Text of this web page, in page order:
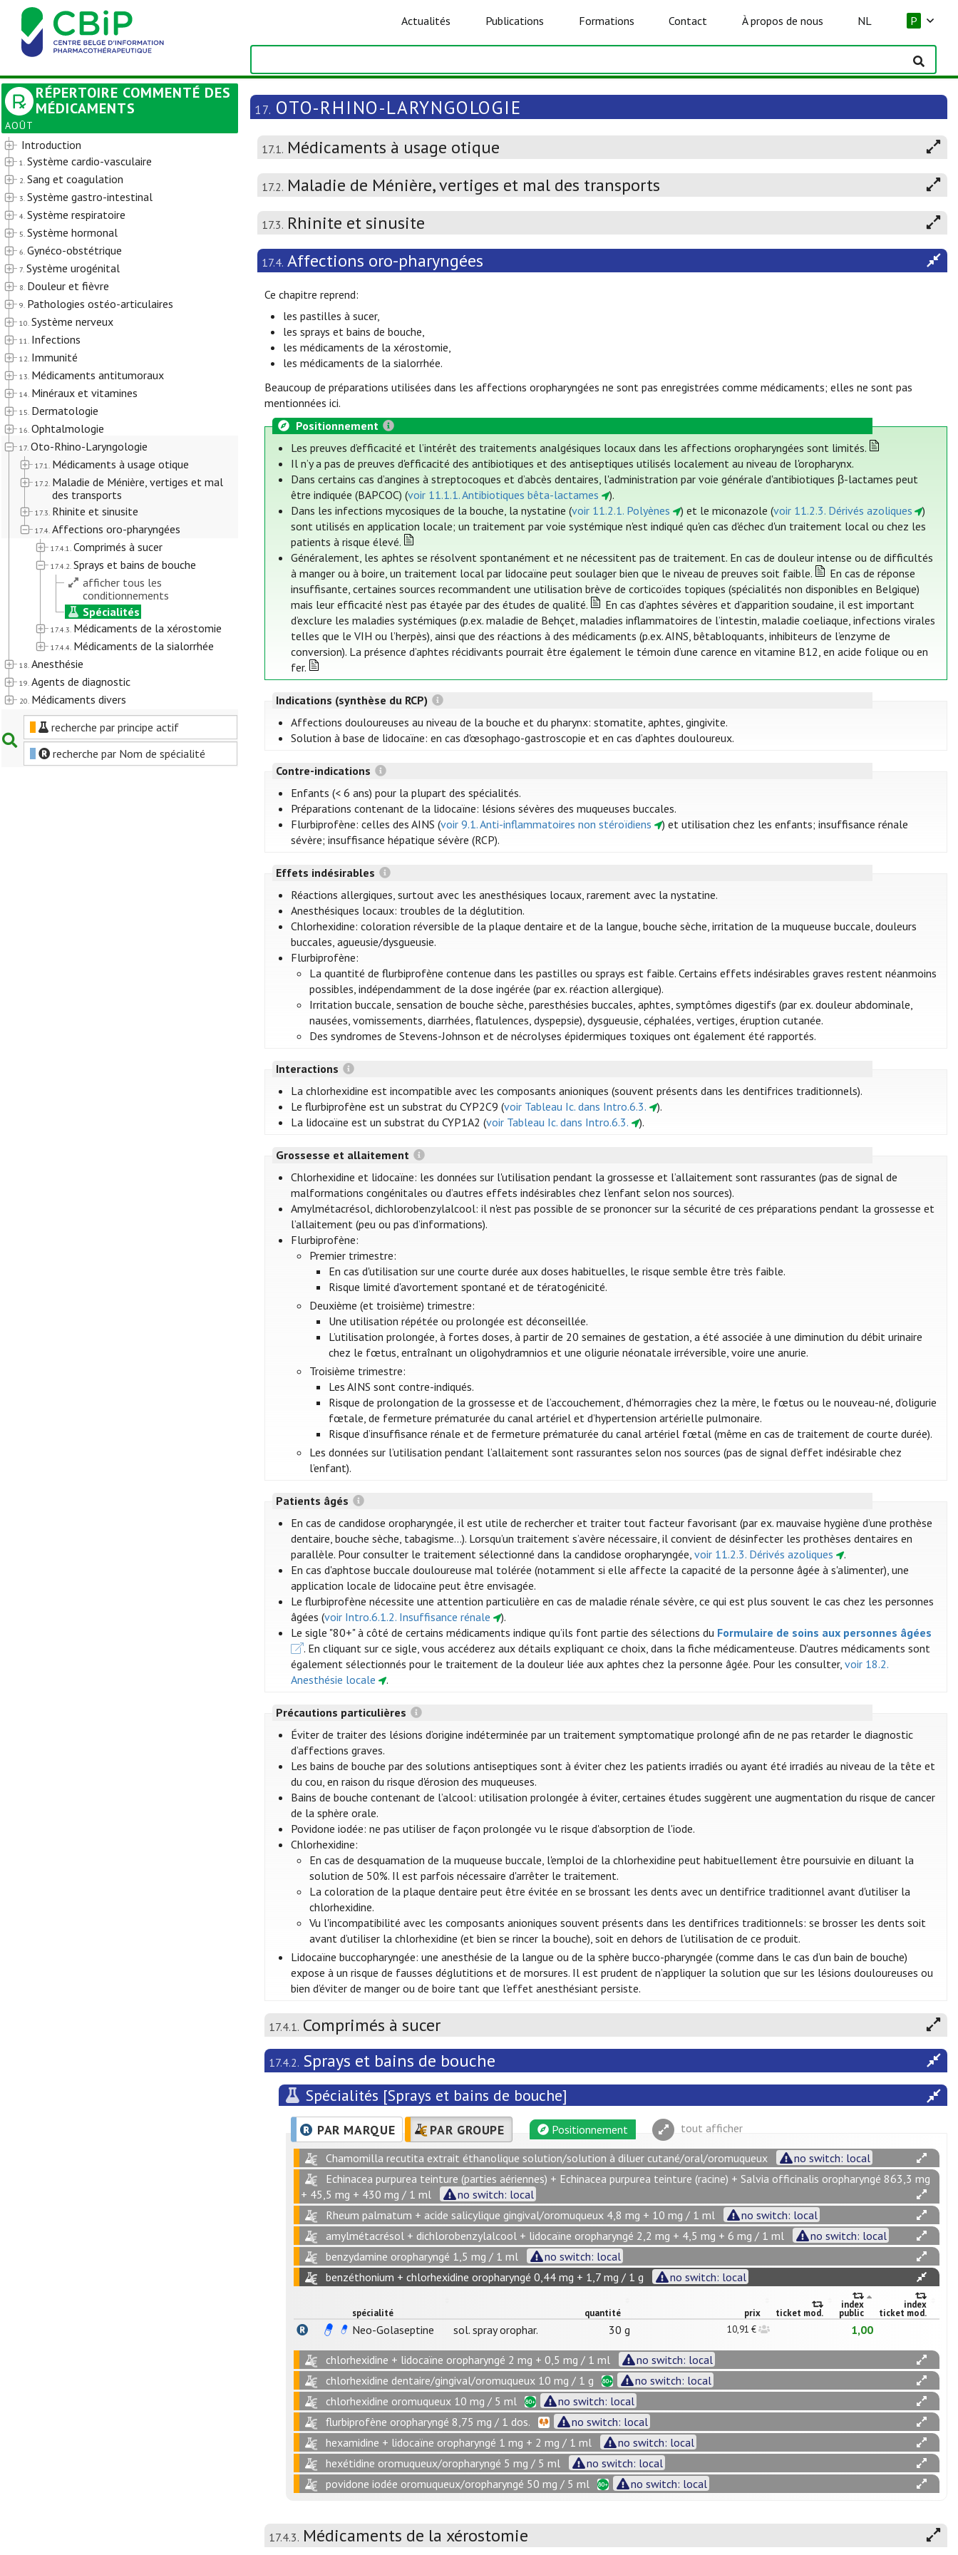
Actualités Publications Formations Contact À propos de nous NL P
RÉPERTOIRE COMMENTÉ DES
MÉDICAMENTS
AOÛT
Introduction
1. Système cardio-vasculaire
2. Sang et coagulation
3. Système gastro-intestinal
4. Système respiratoire
5. Système hormonal
6. Gynéco-obstétrique
7. Système urogénital
8. Douleur et fièvre
9. Pathologies ostéo-articulaires
10. Système nerveux
11. Infections
12. Immunité
13. Médicaments antitumoraux
14. Minéraux et vitamines
15. Dermatologie
16. Ophtalmologie
17. Oto-Rhino-Laryngologie
17.1. Médicaments à usage otique
17.2. Maladie de Ménière, vertiges et mal
des transports
17.3. Rhinite et sinusite
17.4. Affections oro-pharyngées
17.4.1. Comprimés à sucer
17.4.2. Sprays et bains de bouche
afficher tous les
conditionnements
Spécialités
17.4.3. Médicaments de la xérostomie
17.4.4. Médicaments de la sialorrhée
18. Anesthésie
19. Agents de diagnostic
20. Médicaments divers
recherche par principe actif
recherche par Nom de spécialité
17. OTO-RHINO-LARYNGOLOGIE
17.1. Médicaments à usage otique
17.2. Maladie de Ménière, vertiges et mal des transports
17.3. Rhinite et sinusite
17.4. Affections oro-pharyngées
Ce chapitre reprend:
les pastilles à sucer,
les sprays et bains de bouche,
les médicaments de la xérostomie,
les médicaments de la sialorrhée.
Beaucoup de préparations utilisées dans les affections oropharyngées ne sont pas enregistrées comme médicaments; elles ne sont pas
mentionnées ici.
Positionnement
Les preuves d’efficacité et l’intérêt des traitements analgésiques locaux dans les affections oropharyngées sont limités.
Il n’y a pas de preuves d'efficacité des antibiotiques et des antiseptiques utilisés localement au niveau de l'oropharynx.
Dans certains cas d’angines à streptocoques et d’abcès dentaires, l'administration par voie générale d'antibiotiques β-lactames peut
être indiquée (BAPCOC) (voir 11.1.1. Antibiotiques bêta-lactames
).
Dans les infections mycosiques de la bouche, la nystatine (voir 11.2.1. Polyènes ) et le miconazole (voir 11.2.3. Dérivés azoliques
)
sont utilisés en application locale; un traitement par voie systémique n'est indiqué qu'en cas d'échec d'un traitement local ou chez les
patients à risque élevé.
Généralement, les aphtes se résolvent spontanément et ne nécessitent pas de traitement. En cas de douleur intense ou de difficultés
à manger ou à boire, un traitement local par lidocaïne peut soulager bien que le niveau de preuves soit faible.
En cas de réponse
insuffisante, certaines sources recommandent une utilisation brève de corticoïdes topiques (spécialités non disponibles en Belgique)
mais leur efficacité n’est pas étayée par des études de qualité.
En cas d’aphtes sévères et d’apparition soudaine, il est important
d’exclure les maladies systémiques (p.ex. maladie de Behçet, maladies inflammatoires de l’intestin, maladie coeliaque, infections virales
telles que le VIH ou l’herpès), ainsi que des réactions à des médicaments (p.ex. AINS, bêtabloquants, inhibiteurs de l’enzyme de
conversion). La présence d’aphtes récidivants pourrait être également le témoin d’une carence en vitamine B12, en acide folique ou en
fer.
Indications (synthèse du RCP)
Affections douloureuses au niveau de la bouche et du pharynx: stomatite, aphtes, gingivite.
Solution à base de lidocaïne: en cas d'œsophago-gastroscopie et en cas d’aphtes douloureux.
Contre-indications
Enfants (< 6 ans) pour la plupart des spécialités.
Préparations contenant de la lidocaïne: lésions sévères des muqueuses buccales.
Flurbiprofène: celles des AINS (voir 9.1. Anti-inflammatoires non stéroïdiens
) et utilisation chez les enfants; insuffisance rénale
sévère; insuffisance hépatique sévère (RCP).
Effets indésirables
Réactions allergiques, surtout avec les anesthésiques locaux, rarement avec la nystatine.
Anesthésiques locaux: troubles de la déglutition.
Chlorhexidine: coloration réversible de la plaque dentaire et de la langue, bouche sèche, irritation de la muqueuse buccale, douleurs
buccales, agueusie/dysgueusie.
Flurbiprofène:
La quantité de flurbiprofène contenue dans les pastilles ou sprays est faible. Certains effets indésirables graves restent néanmoins
possibles, indépendamment de la dose ingérée (par ex. réaction allergique).
Irritation buccale, sensation de bouche sèche, paresthésies buccales, aphtes, symptômes digestifs (par ex. douleur abdominale,
nausées, vomissements, diarrhées, flatulences, dyspepsie), dysgueusie, céphalées, vertiges, éruption cutanée.
Des syndromes de Stevens-Johnson et de nécrolyses épidermiques toxiques ont également été rapportés.
Interactions
La chlorhexidine est incompatible avec les composants anioniques (souvent présents dans les dentifrices traditionnels).
Le flurbiprofène est un substrat du CYP2C9 (voir Tableau Ic. dans Intro.6.3.
).
La lidocaïne est un substrat du CYP1A2 (voir Tableau Ic. dans Intro.6.3. ).
Grossesse et allaitement
Chlorhexidine et lidocaïne: les données sur l'utilisation pendant la grossesse et l’allaitement sont rassurantes (pas de signal de
malformations congénitales ou d’autres effets indésirables chez l’enfant selon nos sources).
Amylmétacrésol, dichlorobenzylalcool: il n'est pas possible de se prononcer sur la sécurité de ces préparations pendant la grossesse et
l’allaitement (peu ou pas d’informations).
Flurbiprofène:
Premier trimestre:
En cas d'utilisation sur une courte durée aux doses habituelles, le risque semble être très faible.
Risque limité d'avortement spontané et de tératogénicité.
Deuxième (et troisième) trimestre:
Une utilisation répétée ou prolongée est déconseillée.
L’utilisation prolongée, à fortes doses, à partir de 20 semaines de gestation, a été associée à une diminution du débit urinaire
chez le fœtus, entraînant un oligohydramnios et une oligurie néonatale irréversible, voire une anurie.
Troisième trimestre:
Les AINS sont contre-indiqués.
Risque de prolongation de la grossesse et de l’accouchement, d’hémorragies chez la mère, le fœtus ou le nouveau-né, d’oligurie
fœtale, de fermeture prématurée du canal artériel et d’hypertension artérielle pulmonaire.
Risque d’insuffisance rénale et de fermeture prématurée du canal artériel fœtal (même en cas de traitement de courte durée).
Les données sur l’utilisation pendant l’allaitement sont rassurantes selon nos sources (pas de signal d’effet indésirable chez
l’enfant).
Patients âgés
En cas de candidose oropharyngée, il est utile de rechercher et traiter tout facteur favorisant (par ex. mauvaise hygiène d’une prothèse
dentaire, bouche sèche, tabagisme…). Lorsqu’un traitement s’avère nécessaire, il convient de désinfecter les prothèses dentaires en
parallèle. Pour consulter le traitement sélectionné dans la candidose oropharyngée,voir 11.2.3. Dérivés azoliques
.
En cas d'aphtose buccale douloureuse mal tolérée (notamment si elle affecte la capacité de la personne âgée à s'alimenter), une
application locale de lidocaïne peut être envisagée.
Le flurbiprofène nécessite une attention particulière en cas de maladie rénale sévère, ce qui est plus souvent le cas chez les personnes
âgées (voir Intro.6.1.2. Insuffisance rénale
).
Le sigle "80+" à côté de certains médicaments indique qu’ils font partie des sélections du Formulaire de soins aux personnes âgées
. En cliquant sur ce sigle, vous accéderez aux détails expliquant ce choix, dans la fiche médicamenteuse. D'autres médicaments sont
également sélectionnés pour le traitement de la douleur liée aux aphtes chez la personne âgée. Pour les consulter,voir 18.2.
Anesthésie locale
.
Précautions particulières
Éviter de traiter des lésions d’origine indéterminée par un traitement symptomatique prolongé afin de ne pas retarder le diagnostic
d’affections graves.
Les bains de bouche par des solutions antiseptiques sont à éviter chez les patients irradiés ou ayant été irradiés au niveau de la tête et
du cou, en raison du risque d'érosion des muqueuses.
Bains de bouche contenant de l’alcool: utilisation prolongée à éviter, certaines études suggèrent une augmentation du risque de cancer
de la sphère orale.
Povidone iodée: ne pas utiliser de façon prolongée vu le risque d'absorption de l'iode.
Chlorhexidine:
En cas de desquamation de la muqueuse buccale, l'emploi de la chlorhexidine peut habituellement être poursuivie en diluant la
solution de 50%. Il est parfois nécessaire d'arrêter le traitement.
La coloration de la plaque dentaire peut être évitée en se brossant les dents avec un dentifrice traditionnel avant d'utiliser la
chlorhexidine.
Vu l'incompatibilité avec les composants anioniques souvent présents dans les dentifrices traditionnels: se brosser les dents soit
avant d’utiliser la chlorhexidine (et bien se rincer la bouche), soit en dehors de l’utilisation de ce produit.
Lidocaïne buccopharyngée: une anesthésie de la langue ou de la sphère bucco-pharyngée (comme dans le cas d’un bain de bouche)
expose à un risque de fausses déglutitions et de morsures. Il est prudent de n’appliquer la solution que sur les lésions douloureuses ou
bien d’éviter de manger ou de boire tant que l’effet anesthésiant persiste.
17.4.1. Comprimés à sucer
17.4.2. Sprays et bains de bouche
Spécialités [Sprays et bains de bouche]
PAR MARQUE PAR GROUPE Positionnement tout afficher
Chamomilla recutita extrait éthanolique solution/solution à diluer cutané/oral/oromuqueux
no switch: local
Echinacea purpurea teinture (parties aériennes) + Echinacea purpurea teinture (racine) + Salvia officinalis oropharyngé 863,3 mg
+ 45,5 mg + 430 mg / 1 ml
no switch: local
Rheum palmatum + acide salicylique gingival/oromuqueux 4,8 mg + 10 mg / 1 ml
no switch: local
amylmétacrésol + dichlorobenzylalcool + lidocaïne oropharyngé 2,2 mg + 4,5 mg + 6 mg / 1 ml
no switch: local
benzydamine oropharyngé 1,5 mg / 1 ml
no switch: local
benzéthonium + chlorhexidine oropharyngé 0,44 mg + 1,7 mg / 1 g
no switch: local
spécialité quantité prix ticket mod.
index
public
index
ticket mod.
Neo-Golaseptine sol. spray orophar. 30 g 10,91 € 1,00
chlorhexidine + lidocaïne oropharyngé 2 mg + 0,5 mg / 1 ml
no switch: local
chlorhexidine dentaire/gingival/oromuqueux 10 mg / 1 g
no switch: local
chlorhexidine oromuqueux 10 mg / 5 ml
no switch: local
flurbiprofène oropharyngé 8,75 mg / 1 dos.
no switch: local
hexamidine + lidocaïne oropharyngé 1 mg + 2 mg / 1 ml
no switch: local
hexétidine oromuqueux/oropharyngé 5 mg / 5 ml
no switch: local
povidone iodée oromuqueux/oropharyngé 50 mg / 5 ml
no switch: local
17.4.3. Médicaments de la xérostomie